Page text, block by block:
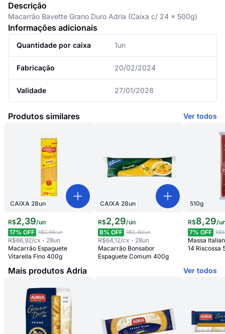
Descrição
Macarrão Bavette Grano Duro Adria (Caixa c/ 24 x 500g)
Informações adicionais
Quantidade por caixa 1un
Fabricação 20/02/2024
Validade 27/01/2028
Produtos similares Ver todos
CAIXA 28un
R$2,39/un
17% OFF R$2,89/un
R$66,92/cx 28un
Macarrão Espaguete
Vitarella Fino 400g
CAIXA28un
R$2,29/un
8% OFF R$2,49/un
R$64,12/cx 28un
Macarrão Bonsabor
Espaguete Comum 400g
510g
R$8,29/
7% OFF
Massa
14 Riscossa
Mais produtos Adria Ver todos